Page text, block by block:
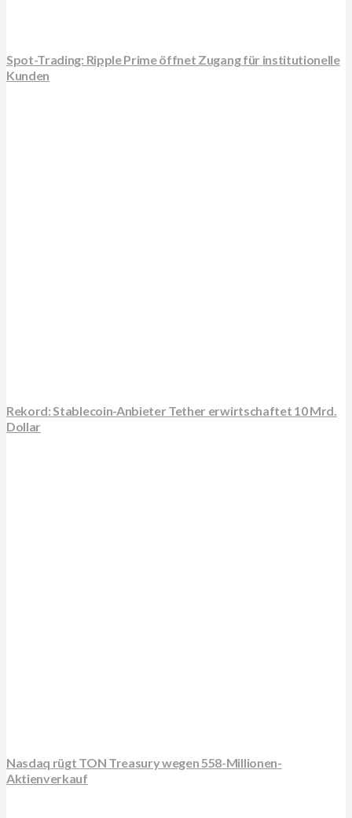
Spot-Trading: Ripple Prime öffnet Zugang für institutionelle
Kunden
Rekord: Stablecoin-Anbieter Tether erwirtschaftet 10 Mrd.
Dollar
Nasdaq rügt TON Treasury wegen 558-Millionen-
Aktienverkauf